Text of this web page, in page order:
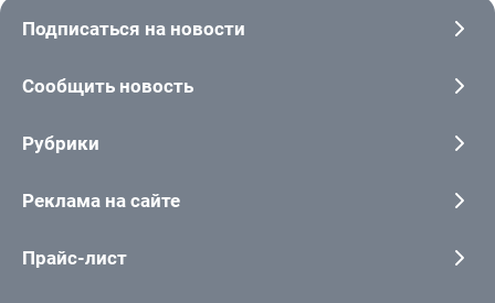
Подписаться на новости
Сообщить новость
Рубрики
Реклама на сайте
Прайс-лист